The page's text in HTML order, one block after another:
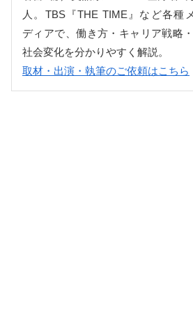
人。TBS『THE TIME』など各種メ
ディアで、働き方・キャリア戦略
社会変化を分かりやすく解説。
取材・出演・執筆のご依頼はこちら